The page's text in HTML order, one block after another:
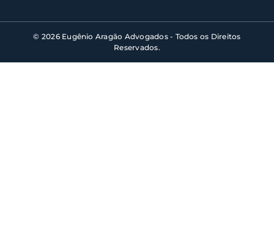
© 2026 Eugênio Aragão Advogados - Todos os Direitos
Reservados.